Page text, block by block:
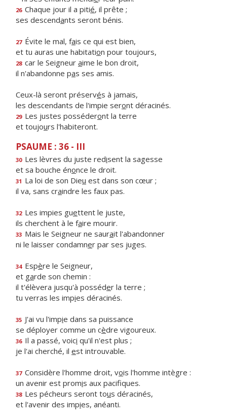
26 Chaque jour il a pitié, il prête ;
ses descendants seront bénis.
27 Évite le mal, fais ce qui est bien,
et tu auras une habitation pour toujours,
28 car le Seigneur aime le bon droit,
il n'abandonne pas ses amis.
Ceux-là seront préservés à jamais,
les descendants de l'impie seront déracinés.
29 Les justes posséderont la terre
et toujours l'habiteront.
PSAUME : 36 - III
30 Les lèvres du juste redisent la sagesse
et sa bouche énonce le droit.
31 La loi de son Dieu est dans son cœur ;
il va, sans craindre les faux pas.
32 Les impies guettent le juste,
ils cherchent à le faire mourir.
33 Mais le Seigneur ne saurait l'abandonner
ni le laisser condamner par ses juges.
34 Espère le Seigneur,
et garde son chemin :
il t'élèvera jusqu'à posséder la terre ;
tu verras les impies déracinés.
35 J'ai vu l'impie dans sa puissance
se déployer comme un cèdre vigoureux.
36 Il a passé, voici qu'il n'est plus ;
je l'ai cherché, il est introuvable.
37 Considère l'homme droit, vois l'homme intègre :
un avenir est promis aux pacifiques.
38 Les pécheurs seront tous déracinés,
et l'avenir des impies, anéanti.